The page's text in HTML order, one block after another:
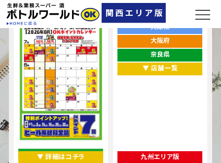
ポイントカレンダー
▼ 詳細はコチラ
お店をエリアから探す
兵庫県
大阪府
奈良県
▼ 店舗一覧
九州エリア版